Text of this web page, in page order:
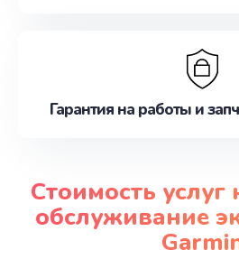
Гарантия на работы и
Стоимость услуг
обслуживание